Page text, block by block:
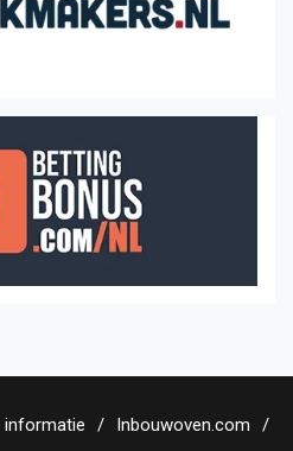
informatie Inbouwoven.com